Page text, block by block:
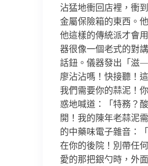
沾猛地衝回店裡，衝
金屬保險箱的東西。
他這樣的傳統派才會
器很像一個老式的對
話鈕。儀器發出「滋
廖沾沾嗎！快接聽！
我們需要你的蒜泥！
惑地喊道：「特務？
開！我的陳年老蒜泥
的中藥味電子雜音：
在你的後院！別帶任
愛的那把銀勺時，外